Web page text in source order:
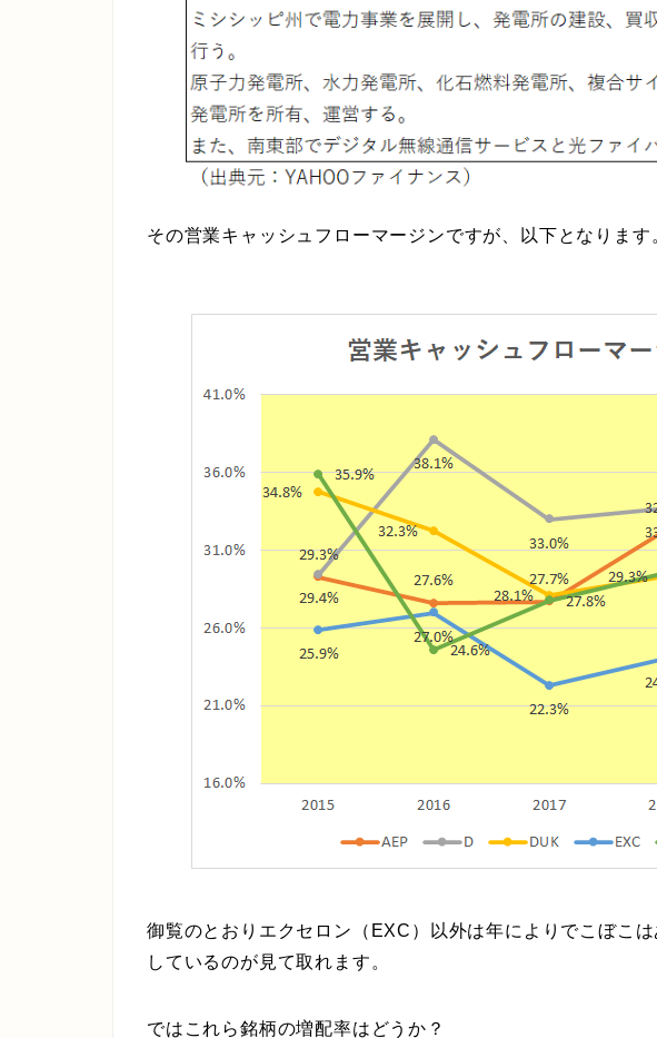
その営業キャッシュフローマージンですが、以下となります
御覧のとおりエクセロン（EXC）以外は年によりでこぼこ
しているのが見て取れます。
ではこれら銘柄の増配率はどうか？